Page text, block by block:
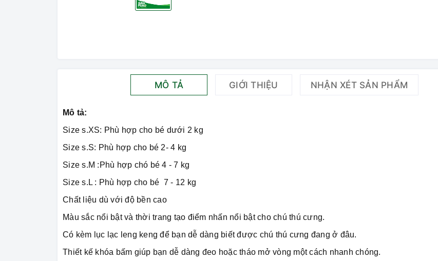
MÔ TẢ GIỚI THIỆU NHẬN XÉT SẢN PHẨM
Mô tả:
Size s.XS: Phù hợp cho bé dưới 2 kg
Size s.S: Phù hợp cho bé 2- 4 kg
Size s.M :Phù hợp chó bé 4 - 7 kg
Size s.L : Phù hợp cho bé 7 - 12 kg
Chất liệu dù với độ bền cao
Màu sắc nổi bật và thời trang tạo điểm nhấn nổi bật cho chú thú cưng.
Có kèm lục lạc leng keng để bạn dễ dàng biết được chú thú cưng đang ở đâu.
Thiết kế khóa bấm giúp bạn dễ dàng đeo hoặc tháo mở vòng một cách nhanh chóng.